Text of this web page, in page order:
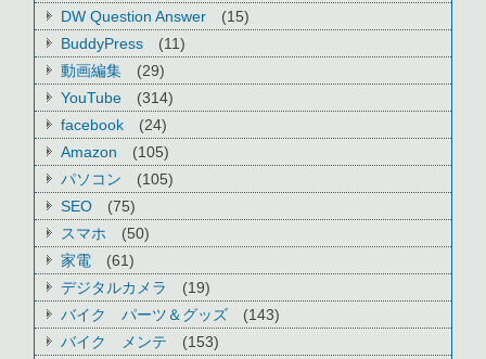
DW Question Answer
(15)
BuddyPress
(11)
動画編集
(29)
YouTube
(314)
facebook
(24)
Amazon
(105)
パソコン
(105)
SEO
(75)
スマホ
(50)
家電
(61)
デジタルカメラ
(19)
バイク パーツ＆グッズ
(143)
バイク メンテ
(153)